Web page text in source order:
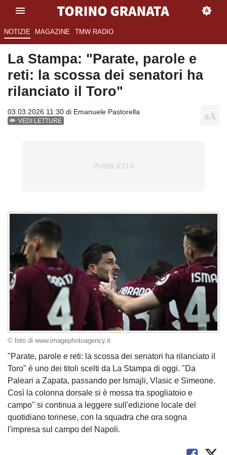
NOTIZIE MAGAZINE TMW RADIO
La Stampa: "Parate, parole e
reti: la scossa dei senatori ha
rilanciato il Toro"
03.03.2026 11:30 di Emanuele Pastorella
VEDI LETTURE
© foto di www.imagephotoagency.it
"Parate, parole e reti: la scossa dei senatori ha rilanciato il
Toro" è uno dei titoli scelti da La Stampa di oggi. "Da
Paleari a Zapata, passando per Ismajli, Vlasic e Simeone.
Così la colonna dorsale si è mossa tra spogliatoio e
campo" si continua a leggere sull'edizione locale del
quotidiano torinese, con la squadra che ora sogna
l'impresa sul campo del Napoli.